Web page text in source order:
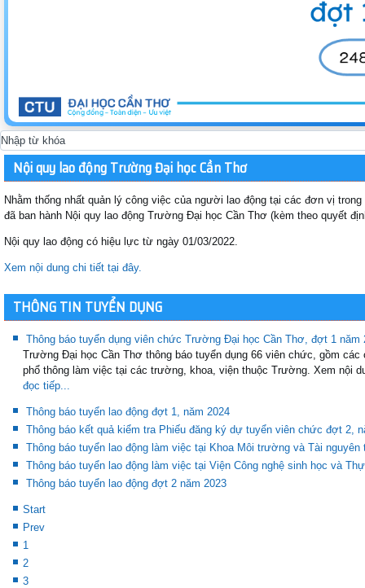
Nội quy lao động Trường Đại học Cần Thơ
Nhằm thống nhất quản lý công việc của người lao động tại các đơn vị
đã ban hành Nội quy lao động Trường Đại học Cần Thơ (kèm theo quyết
Nội quy lao động có hiệu lực từ ngày 01/03/2022.
Xem nội dung chi tiết tại đây.
THÔNG TIN TUYỂN DỤNG
Thông báo tuyển dụng viên chức Trường Đại học Cần Thơ, đợt 1 năm
Trường Đại học Cần Thơ thông báo tuyển dụng 66 viên chức, gồm
phổ thông làm việc tại các trường, khoa, viện thuộc Trường. Xem nội
đọc tiếp...
Thông báo tuyển lao động đợt 1, năm 2024
Thông báo kết quả kiểm tra Phiếu đăng ký dự tuyển viên chức đợt 2,
Thông báo tuyển lao động làm việc tại Khoa Môi trường và Tài nguyên
Thông báo tuyển lao động làm việc tại Viện Công nghệ sinh học và
Thông báo tuyển lao động đợt 2 năm 2023
Start
Prev
1
2
3